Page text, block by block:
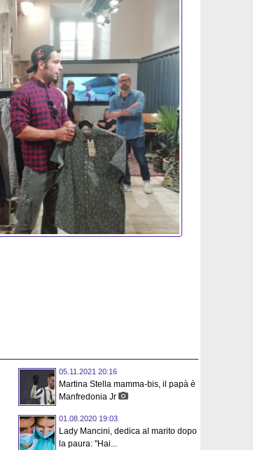
05.11.2021 20:16
Martina Stella mamma-bis, il papà è
Manfredonia Jr
01.08.2020 19:03
Lady Mancini, dedica al marito dopo
la paura: "Hai...